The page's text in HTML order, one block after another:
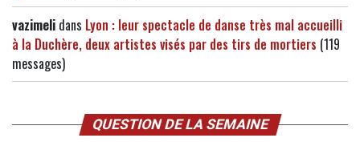
vazimeli dans Lyon : leur spectacle de danse très mal accueilli
à la Duchère, deux artistes visés par des tirs de mortiers (119
messages)
QUESTION DE LA SEMAINE